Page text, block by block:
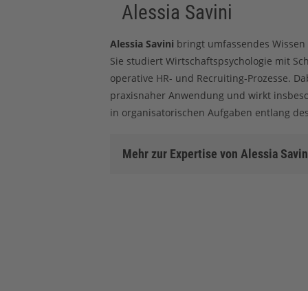
Alessia Savini
Alessia Savini bringt umfassendes
Sie studiert Wirtschaftspsychologie mit
operative HR- und Recruiting-Prozesse.
praxisnaher Anwendung und wirkt
in organisatorischen Aufgaben entlang
Mehr zur Expertise von Alessia